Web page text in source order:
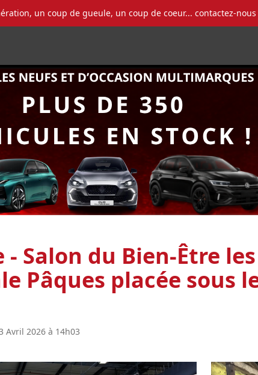
un coup de gueule, un coup de coeur... contactez-nous
- Salon du Bien-Être
Pâques placée sous
Avril 2026 à 14h03